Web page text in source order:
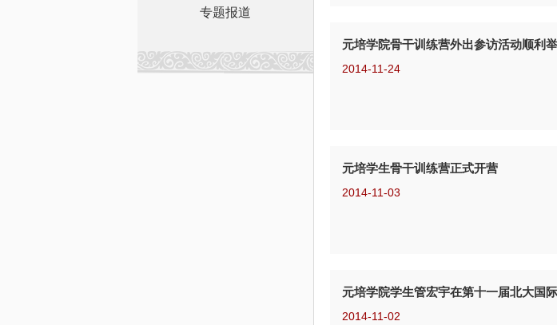
专题报道
元培学院骨干训练营外出参访活动顺利
2014-11-24
元培学生骨干训练营正式开营
2014-11-03
元培学院学生管宏宇在第十一届北大国
2014-11-02